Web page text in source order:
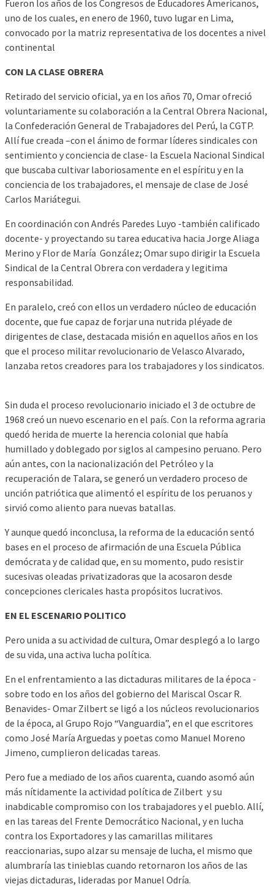
Fueron los años de los Congresos de Educadores Americanos,
uno de los cuales, en enero de 1960, tuvo lugar en Lima,
convocado por la matriz representativa de los docentes a nivel
continental
CON LA CLASE OBRERA
Retirado del servicio oficial, ya en los años 70, Omar ofreció
voluntariamente su colaboración a la Central Obrera Nacional,
la Confederación General de Trabajadores del Perú, la CGTP.
Allí fue creada –con el ánimo de formar líderes sindicales con
sentimiento y conciencia de clase- la Escuela Nacional Sindical
que buscaba cultivar laboriosamente en el espíritu y en la
conciencia de los trabajadores, el mensaje de clase de José
Carlos Mariátegui.
En coordinación con Andrés Paredes Luyo -también calificado
docente- y proyectando su tarea educativa hacia Jorge Aliaga
Merino y Flor de María González; Omar supo dirigir la Escuela
Sindical de la Central Obrera con verdadera y legitima
responsabilidad.
En paralelo, creó con ellos un verdadero núcleo de educación
docente, que fue capaz de forjar una nutrida pléyade de
dirigentes de clase, destacada misión en aquellos años en los
que el proceso militar revolucionario de Velasco Alvarado,
lanzaba retos creadores para los trabajadores y los sindicatos.
Sin duda el proceso revolucionario iniciado el 3 de octubre de
1968 creó un nuevo escenario en el país. Con la reforma agraria
quedó herida de muerte la herencia colonial que había
humillado y doblegado por siglos al campesino peruano. Pero
aún antes, con la nacionalización del Petróleo y la
recuperación de Talara, se generó un verdadero proceso de
unción patriótica que alimentó el espíritu de los peruanos y
sirvió como aliento para nuevas batallas.
Y aunque quedó inconclusa, la reforma de la educación sentó
bases en el proceso de afirmación de una Escuela Pública
demócrata y de calidad que, en su momento, pudo resistir
sucesivas oleadas privatizadoras que la acosaron desde
concepciones clericales hasta propósitos lucrativos.
EN EL ESCENARIO POLITICO
Pero unida a su actividad de cultura, Omar desplegó a lo largo
de su vida, una activa lucha política.
En el enfrentamiento a las dictaduras militares de la época -
sobre todo en los años del gobierno del Mariscal Oscar R.
Benavides- Omar Zilbert se ligó a los núcleos revolucionarios
de la época, al Grupo Rojo “Vanguardia”, en el que escritores
como José María Arguedas y poetas como Manuel Moreno
Jimeno, cumplieron delicadas tareas.
Pero fue a mediado de los años cuarenta, cuando asomó aún
más nítidamente la actividad política de Zilbert y su
inabdicable compromiso con los trabajadores y el pueblo. Allí,
en las tareas del Frente Democrático Nacional, y en lucha
contra los Exportadores y las camarillas militares
reaccionarias, supo alzar su mensaje de lucha, el mismo que
alumbraría las tinieblas cuando retornaron los años de las
viejas dictaduras, lideradas por Manuel Odría.